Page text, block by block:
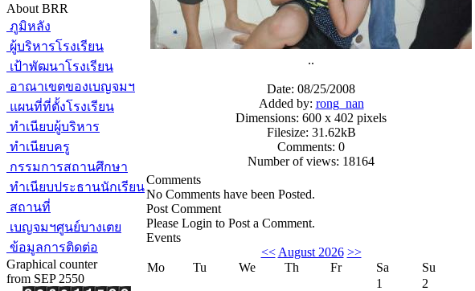
About BRR
ภูมิหลัง
ผู้บริหารโรงเรียน
เป้าพัฒนาโรงเรียน
อาณาเขตของเบญจมฯ
แผนที่ที่ตั้งโรงเรียน
ทำเนียบผู้บริหาร
ทำเนียบครู
กรรมการสถานศึกษา
ทำเนียบประธานนักเรียน
สถานที่
เบญจมฯศูนย์บางเตย
ข้อมูลการติดต่อ
Graphical counter
from SEP 2550
..
Date: 08/25/2008
Added by: rong_nan
Dimensions: 600 x 402 pixels
Filesize: 31.62kB
Comments: 0
Number of views: 18164
Comments
No Comments have been Posted.
Post Comment
Please Login to Post a Comment.
Events
<< August 2026 >>
Mo
Tu We Th Fr Sa
Su
1
2